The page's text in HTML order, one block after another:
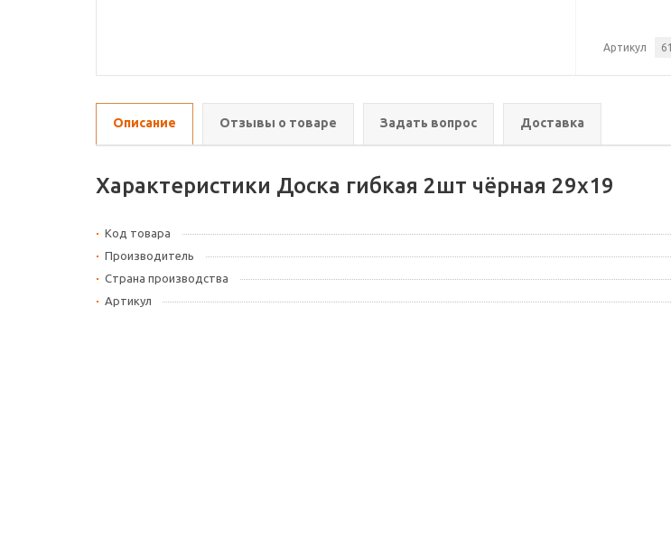
Артикул
Описание Отзывы о товаре Задать вопрос Доставка
Характеристики Доска гибкая 2шт чёрная 29х19
Код товара
Производитель
Страна производства
Артикул